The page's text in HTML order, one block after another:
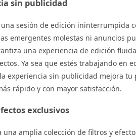
sin publicidad
sesión de edición ininterrumpida
emergentes molestas ni anuncios
una experiencia de edición
Ya sea que estés trabajando en
experiencia sin publicidad mejora
rápido y con mayor satisfacción.
exclusivos
una amplia colección de filtros y